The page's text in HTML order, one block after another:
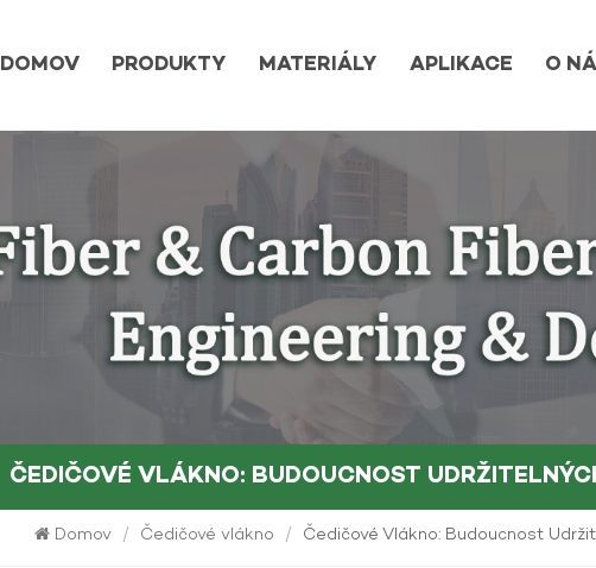
DOMOV PRODUKTY MATERIÁLY APLIKACE O
ČEDIČOVÉ VLÁKNO: BUDOUCNOST
Domov / Čedičové vlákno / Čedičové Vlákno: Budoucnost